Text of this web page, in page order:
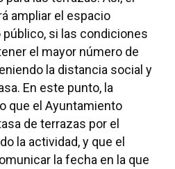
ampliar el espacio
si las condiciones
el mayor número de
la distancia social y
En este punto, la
que el Ayuntamiento
de terrazas por el
la actividad, y que el
la fecha en la que